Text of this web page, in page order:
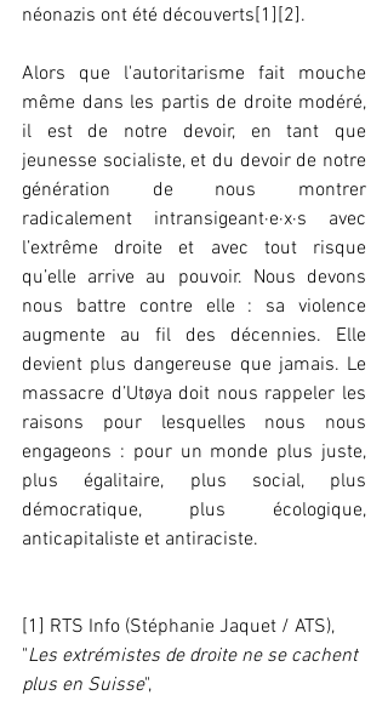
néonazis ont été découverts[1][2].
Alors que l'autoritarisme fait mouche
même dans les partis de droite modéré,
il est de notre devoir, en tant que
jeunesse socialiste, et du devoir de notre
génération de nous montrer
radicalement intransigeant∙e∙x∙s avec
l’extrême droite et avec tout risque
qu’elle arrive au pouvoir. Nous devons
nous battre contre elle : sa violence
augmente au fil des décennies. Elle
devient plus dangereuse que jamais. Le
massacre d’Utøya doit nous rappeler les
raisons pour lesquelles nous nous
engageons : pour un monde plus juste,
plus égalitaire, plus social, plus
démocratique, plus écologique,
anticapitaliste et antiraciste.
[1] RTS Info (Stéphanie Jaquet / ATS),
"Les extrémistes de droite ne se cachent
plus en Suisse",